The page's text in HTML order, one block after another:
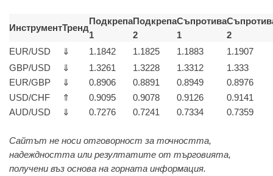
ИнструментТренд
Подкрепа
1
Подкрепа
2
Съпротива
1
2
EUR/USD
⇓ 1.1842 1.1825 1.1883
1.1907
GBP/USD
⇓ 1.3261 1.3228 1.3312
1.333
EUR/GBP
⇓ 0.8906 0.8891 0.8949
0.8976
USD/CHF
⇑ 0.9095 0.9078 0.9126
0.9141
AUD/USD
⇓ 0.7276 0.7241 0.7334 0.7359
Сайтът не носи отговорност за точността,
надеждността или резултатите от търговията,
получени въз основа на горната информация.